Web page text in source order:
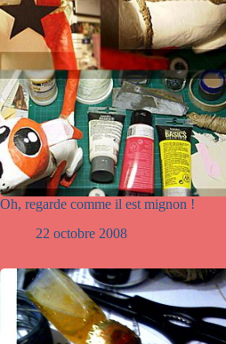
Oh, regarde comme il est mignon !
22 octobre 2008